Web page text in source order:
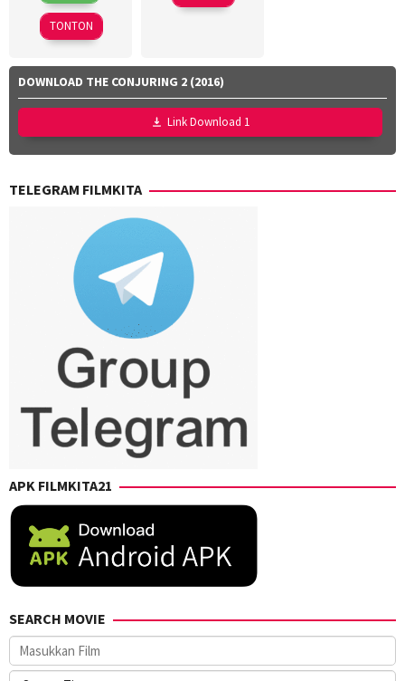
2026
Lubis,
Hollynov
Mutia
Effendi,
Nurul
Ravika
TONTON
DOWNLOAD THE CONJURING 2 (2016)
Link Download 1
TELEGRAM FILMKITA
APK FILMKITA21
SEARCH MOVIE